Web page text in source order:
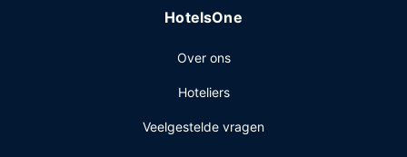
372 vierkante meter aan ruimte, waaronder een
parkeerplaatsen voor campers, bussen en vrachtwagens.
HotelsOne
Over ons
Hoteliers
Veelgestelde vragen